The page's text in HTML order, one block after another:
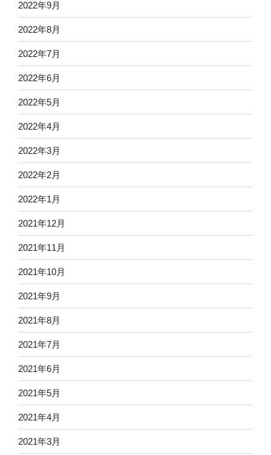
2022年9月
2022年8月
2022年7月
2022年6月
2022年5月
2022年4月
2022年3月
2022年2月
2022年1月
2021年12月
2021年11月
2021年10月
2021年9月
2021年8月
2021年7月
2021年6月
2021年5月
2021年4月
2021年3月